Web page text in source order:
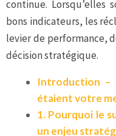
continue. Lorsqu’elles
bons indicateurs, les
levier de performance,
décision stratégique.
Introduction –
étaient votre
1. Pourquoi le
un enjeu